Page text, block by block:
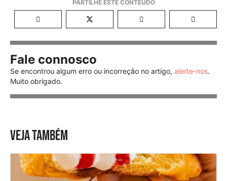
Fale connosco
Se encontrou algum erro ou incorreção no artigo, alerte-nos.
Muito obrigado.
VEJA TAMBÉM